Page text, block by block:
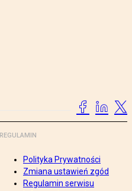
REGULAMIN
Polityka Prywatności
Zmiana ustawień zgód
Regulamin serwisu